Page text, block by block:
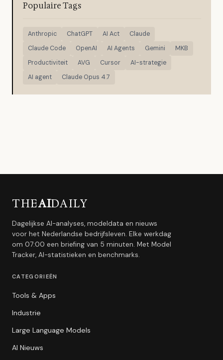
Populaire Tags
Anthropic ChatGPT AI Act
Claude
Claude Code
OpenAI AI Agents Gemini
MKB
Productiviteit
AVG Cursor
AI-strategie
AI agent
Claude Opus 4.7
THEAIDAILY
Dagelijkse AI-analyses, modeldata en nieuws
voor het Nederlandse bedrijfsleven. Elke werkdag
om 07:00 een briefing van 5 minuten. Met Model
Tracker, AI-statistieken en benchmarks.
CATEGORIEËN
Tools & Apps
Industrie
Large Language Models
AI Nieuws